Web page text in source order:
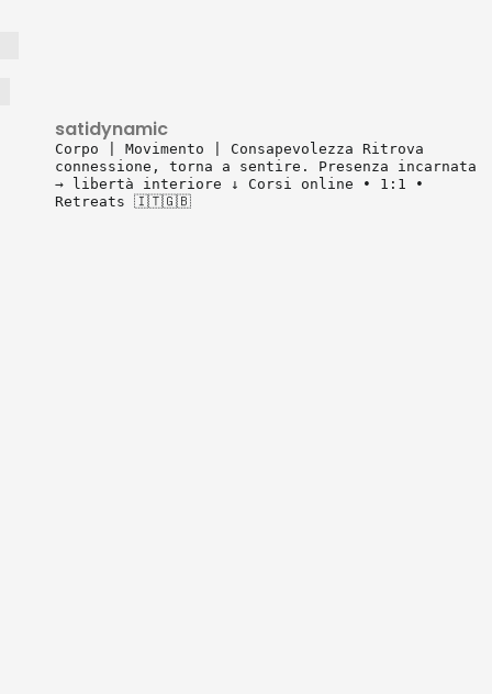
satidynamic
Corpo | Movimento | Consapevolezza Ritrova
connessione, torna a sentire.
Presenza incarnata
→ libertà interiore ↓ Corsi online • 1:1 •
Retreats 🇮🇹🇬🇧